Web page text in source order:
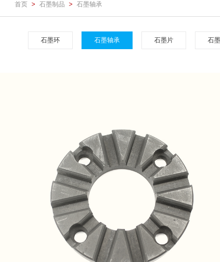
首页 > 石墨制品 > 石墨轴承
石墨环 石墨轴承 石墨片 石